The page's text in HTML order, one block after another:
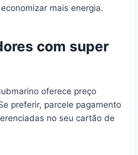
mais energia.
com super
oferece preço
preferir, parcele pagamento
no seu cartão de